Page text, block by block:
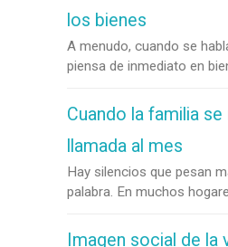
los bienes
A menudo, cuando se
piensa de inmediato en
Cuando la familia
llamada al mes
Hay silencios que pesan
palabra. En muchos
Imagen social de la